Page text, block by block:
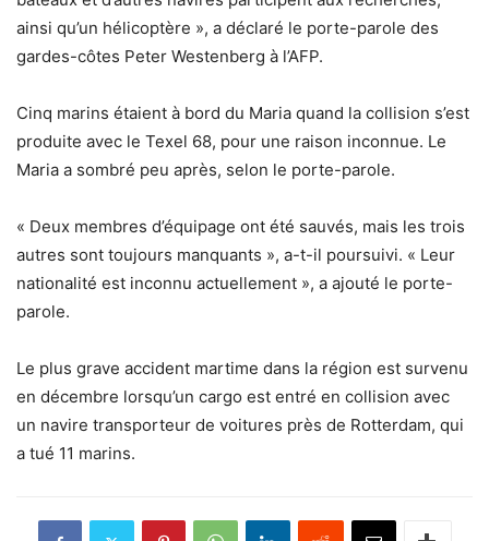
ainsi qu’un hélicoptère », a déclaré le porte-parole des
gardes-côtes Peter Westenberg à l’AFP.
Cinq marins étaient à bord du Maria quand la collision s’est
produite avec le Texel 68, pour une raison inconnue. Le
Maria a sombré peu après, selon le porte-parole.
« Deux membres d’équipage ont été sauvés, mais les trois
autres sont toujours manquants », a-t-il poursuivi. « Leur
nationalité est inconnu actuellement », a ajouté le porte-
parole.
Le plus grave accident martime dans la région est survenu
en décembre lorsqu’un cargo est entré en collision avec
un navire transporteur de voitures près de Rotterdam, qui
a tué 11 marins.